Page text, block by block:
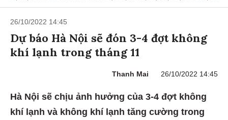
26/10/2022 14:45
Dự báo Hà Nội sẽ đón 3-4 đợt không
khí lạnh trong tháng 11
Thanh Mai 26/10/2022 14:45
Hà Nội sẽ chịu ảnh hưởng của 3-4 đợt không
khí lạnh và không khí lạnh tăng cường trong